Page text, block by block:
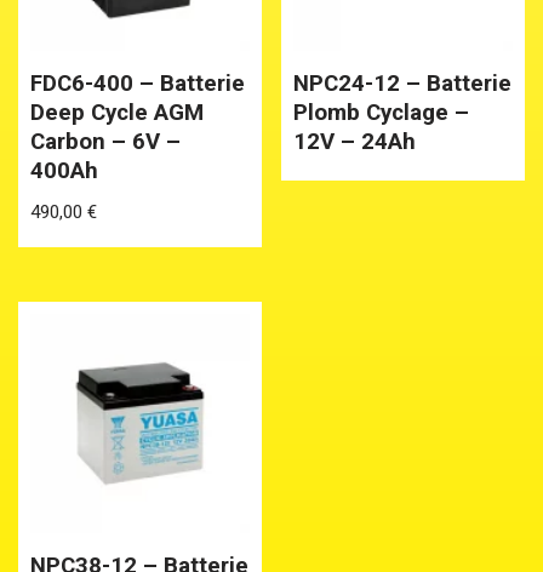
FDC6-400 – Batterie
Deep Cycle AGM
Carbon – 6V –
400Ah
490,00 €
NPC24-12 – Batterie
Plomb Cyclage –
12V – 24Ah
NPC38-12 – Batterie